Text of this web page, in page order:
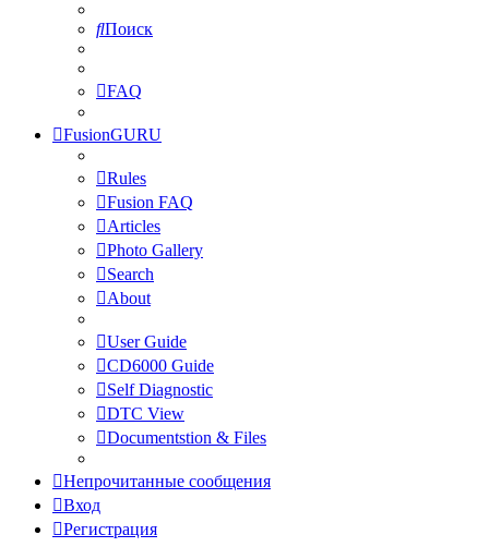
Поиск
FAQ
FusionGURU
Rules
Fusion FAQ
Articles
Photo Gallery
Search
About
User Guide
CD6000 Guide
Self Diagnostic
DTC View
Documentstion & Files
Непрочитанные сообщения
Вход
Регистрация